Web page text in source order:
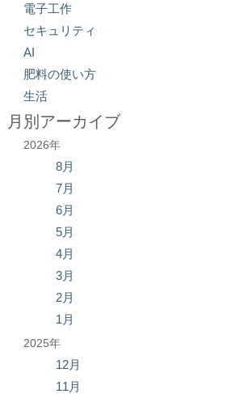
電子工作
セキュリティ
AI
肥料の使い方
生活
月別アーカイブ
2026年
8月
7月
6月
5月
4月
3月
2月
1月
2025年
12月
11月